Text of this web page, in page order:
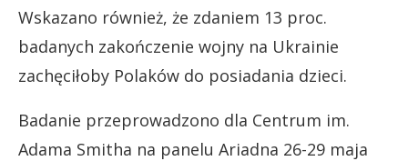
Wskazano również, że zdaniem 13 proc.
badanych zakończenie wojny na Ukrainie
zachęciłoby Polaków do posiadania dzieci.
Badanie przeprowadzono dla Centrum im.
Adama Smitha na panelu Ariadna 26-29 maja